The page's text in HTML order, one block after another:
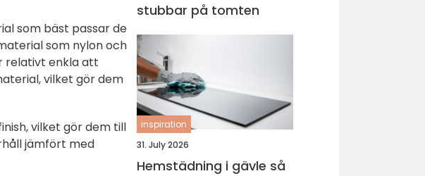
som bäst passar de
som nylon och
relativt enkla att
vilket gör dem
vilket gör dem till
jämfört med
stubbar på tomten
inspiration
31. July 2026
Hemstädning i gävle så